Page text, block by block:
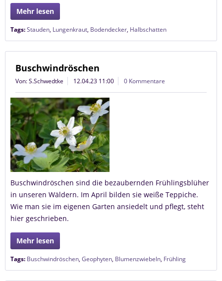
Mehr lesen
Tags:Stauden, Lungenkraut, Bodendecker, Halbschatten
Buschwindröschen
Von: S.Schwedtke 12.04.23 11:00 0 Kommentare
Buschwindröschen sind die bezaubernden Frühlingsblüher
in unseren Wäldern. Im April bilden sie weiße Teppiche.
Wie man sie im eigenen Garten ansiedelt und pflegt, steht
hier geschrieben.
Mehr lesen
Tags: Buschwindröschen, Geophyten, Blumenzwiebeln, Frühling